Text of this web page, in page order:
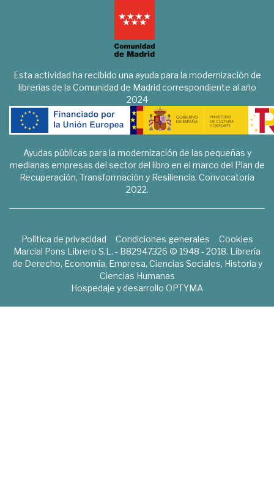
Esta actividad ha recibido una ayuda para la modernización de
librerías de la Comunidad de Madrid correspondiente al año
2024
Ayudas públicas para la modernización de las pequeñas y
medianas empresas del sector del libro en el marco del Plan de
Recuperación, Transformación y Resiliencia. Convocatoria
2022.
Política de privacidad Condiciones generales
Cookies
Marcial Pons Librero S.L. - B82947326 © 1948 - 2018. Librería
de Derecho, Economía, Empresa, Ciencias Sociales, Historia y
Ciencias Humanas
Hospedaje y desarrollo OPTYMA